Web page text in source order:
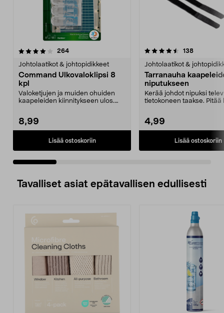
264arvostelut
Johtolaatikot & johtopidikkeet
Command Ulkovaloklipsi 8
kpl
Valoketjujen ja muiden ohuiden
kaapeleiden kiinnitykseen ulos.
8,99
Lisää ostoskoriin
4.5 viidestä
138arvostelut
Johtolaatikot &
Tarranauha
niputukseen
Kerää johdot nipuksi
tietokoneen taakse. Pitää
4,99
Lisää ostoskoriin
3.0 viidestä
Tavalliset asiat epätavallisen edullisesti